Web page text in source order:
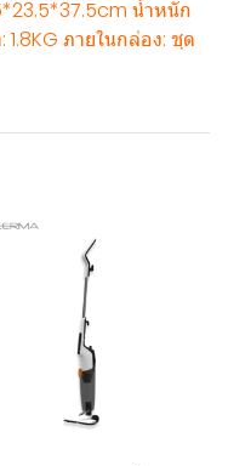
น้ำหนัก
ภายในกล่อง: ชุด